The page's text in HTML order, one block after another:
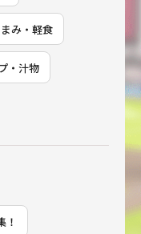
み・軽食
・汁物
！